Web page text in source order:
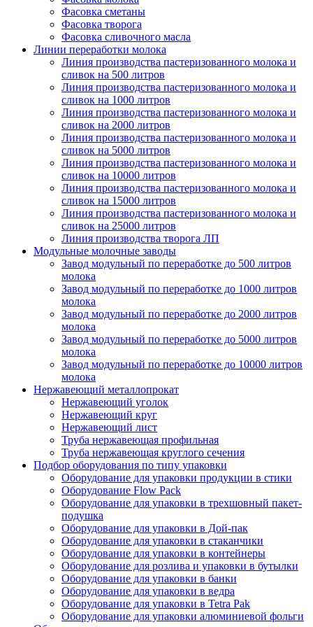
Фасовка сметаны
Фасовка творога
Фасовка сливочного масла
Линии переработки молока
Линия производства пастеризованного молока и
сливок на 500 литров
Линия производства пастеризованного молока и
сливок на 1000 литров
Линия производства пастеризованного молока и
сливок на 2000 литров
Линия производства пастеризованного молока и
сливок на 5000 литров
Линия производства пастеризованного молока и
сливок на 10000 литров
Линия производства пастеризованного молока и
сливок на 15000 литров
Линия производства пастеризованного молока и
сливок на 25000 литров
Линия производства творога ЛП
Модульные молочные заводы
Завод модульный по переработке до 500 литров
молока
Завод модульный по переработке до 1000 литров
молока
Завод модульный по переработке до 2000 литров
молока
Завод модульный по переработке до 5000 литров
молока
Завод модульный по переработке до 10000 литров
молока
Нержавеющий металлопрокат
Нержавеющий уголок
Нержавеющий круг
Нержавеющий лист
Труба нержавеющая профильная
Труба нержавеющая круглого сечения
Подбор оборудования по типу упаковки
Оборудование для упаковки продукции в стики
Оборудование Flow Pack
Оборудование для упаковки в трехшовный пакет-
подушка
Оборудование для упаковки в Дой-пак
Оборудование для упаковки в стаканчики
Оборудование для упаковки в контейнеры
Оборудование для розлива и упаковки в бутылки
Оборудование для упаковки в банки
Оборудование для упаковки в ведра
Оборудование для упаковки в Tetra Pak
Оборудование для упаковки алюминиевой фольги